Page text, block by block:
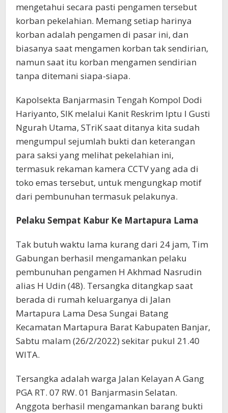
mengetahui secara pasti pengamen tersebut
korban pekelahian. Memang setiap harinya
korban adalah pengamen di pasar ini, dan
biasanya saat mengamen korban tak sendirian,
namun saat itu korban mengamen sendirian
tanpa ditemani siapa-siapa.
Kapolsekta Banjarmasin Tengah Kompol Dodi
Hariyanto, SIK melalui Kanit Reskrim Iptu I Gusti
Ngurah Utama, STriK saat ditanya kita sudah
mengumpul sejumlah bukti dan keterangan
para saksi yang melihat pekelahian ini,
termasuk rekaman kamera CCTV yang ada di
toko emas tersebut, untuk mengungkap motif
dari pembunuhan termasuk pelakunya.
Pelaku Sempat Kabur Ke Martapura Lama
Tak butuh waktu lama kurang dari 24 jam, Tim
Gabungan berhasil mengamankan pelaku
pembunuhan pengamen H Akhmad Nasrudin
alias H Udin (48). Tersangka ditangkap saat
berada di rumah keluarganya di Jalan
Martapura Lama Desa Sungai Batang
Kecamatan Martapura Barat Kabupaten Banjar,
Sabtu malam (26/2/2022) sekitar pukul 21.40
WITA.
Tersangka adalah warga Jalan Kelayan A Gang
PGA RT. 07 RW. 01 Banjarmasin Selatan.
Anggota berhasil mengamankan barang bukti